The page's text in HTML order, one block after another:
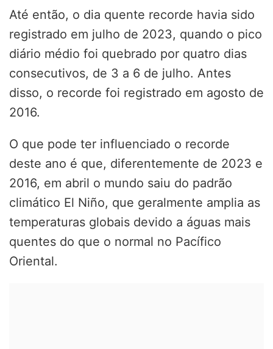
Até então, o dia quente recorde havia sido
registrado em julho de 2023, quando o pico
diário médio foi quebrado por quatro dias
consecutivos, de 3 a 6 de julho. Antes
disso, o recorde foi registrado em agosto de
2016.
O que pode ter influenciado o recorde
deste ano é que, diferentemente de 2023 e
2016, em abril o mundo saiu do padrão
climático El Niño, que geralmente amplia as
temperaturas globais devido a águas mais
quentes do que o normal no Pacífico
Oriental.